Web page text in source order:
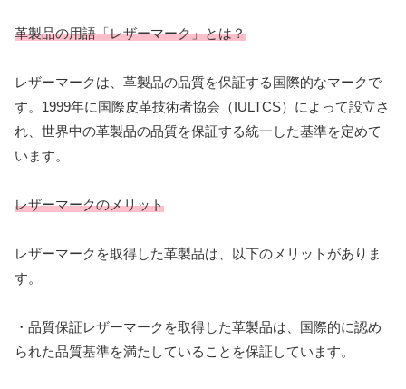
革製品の用語「レザーマーク」とは？
レザーマークは、革製品の品質を保証する国際的なマークで
す。1999年に国際皮革技術者協会（IULTCS）によって設立さ
れ、世界中の革製品の品質を保証する統一した基準を定めて
います。
レザーマークのメリット
レザーマークを取得した革製品は、以下のメリットがありま
す。
・品質保証レザーマークを取得した革製品は、国際的に認め
られた品質基準を満たしていることを保証しています。